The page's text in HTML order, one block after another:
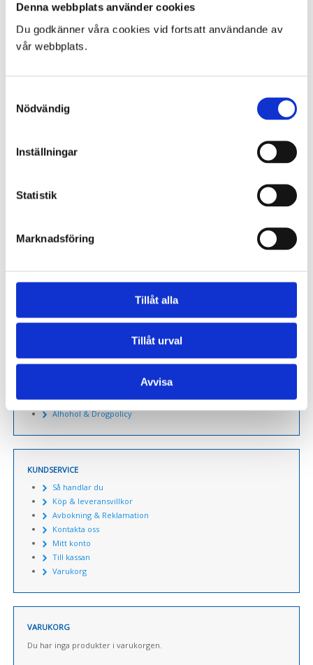
Denna webbplats använder cookies
Du godkänner våra cookies vid fortsatt användande av
vår webbplats.
Nödvändig
Inställningar
Statistik
Marknadsföring
Tillåt alla
Tillåt urval
Avvisa
←Actionpics nyheter 26 mars
Raceday APC & SDK KM
Kalendern
Resultat tidtagning
Alhohol & Drogpolicy
KUNDSERVICE
Så handlar du
Köp & leveransvillkor
Avbokning & Reklamation
Kontakta oss
Mitt konto
Till kassan
Varukorg
VARUKORG
Du har inga produkter i varukorgen.